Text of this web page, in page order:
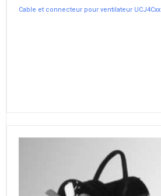
Cable et connecteur pour ventilateur UCJ4Cxx